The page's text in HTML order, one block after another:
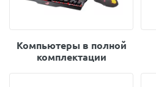
Компьютеры в полной
комплектации